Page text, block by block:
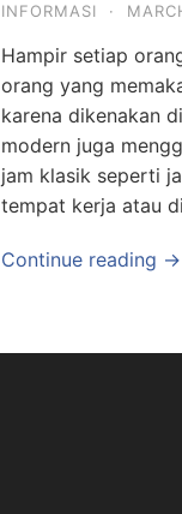
INFORMASI ·
Hampir setiap
orang yang
karena dikenakan
modern juga
jam klasik seperti
tempat kerja atau
Continue reading →